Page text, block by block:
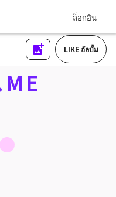
ล็อกอิน
LIKE อัลบั้ม